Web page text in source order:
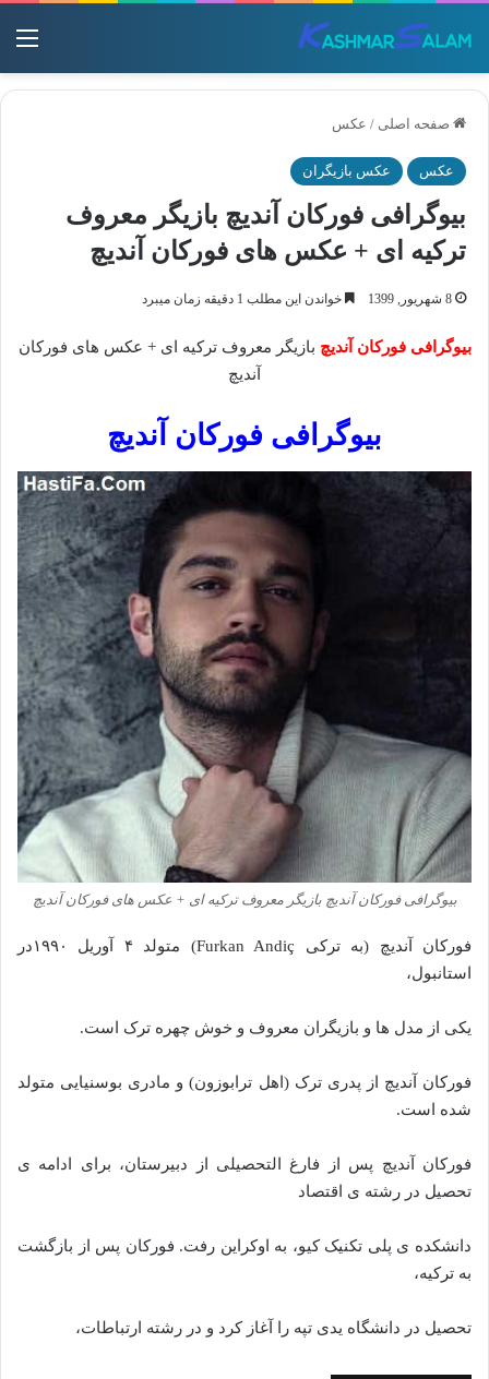
صفحه اصلی / عکس
عکس عکس بازیگران
بیوگرافی فورکان آندیچ بازیگر معروف
ترکیه ای + عکس های فورکان آندیچ
8 شهریور, 1399 خواندن این مطلب 1 دقیقه زمان میبرد
بیوگرافی فورکان آندیچ بازیگر معروف ترکیه ای + عکس های فورکان
آندیچ
بیوگرافی فورکان آندیچ
بیوگرافی فورکان آندیچ بازیگر معروف ترکیه ای + عکس های فورکان آندیچ
فورکان آندیچ (به ترکی Furkan Andiç) متولد ۴ آوریل ۱۹۹۰در
استانبول،
یکی از مدل ها و بازیگران معروف و خوش چهره ترک است.
فورکان آندیچ از پدری ترک (اهل ترابوزون) و مادری بوسنیایی متولد
شده است.
فورکان آندیچ پس از فارغ التحصیلی از دبیرستان، برای ادامه ی
تحصیل در رشته ی اقتصاد
دانشکده ی پلی تکنیک کیو، به اوکراین رفت. فورکان پس از بازگشت
به ترکیه،
تحصیل در دانشگاه یدی تپه را آغاز کرد و در رشته ارتباطات،